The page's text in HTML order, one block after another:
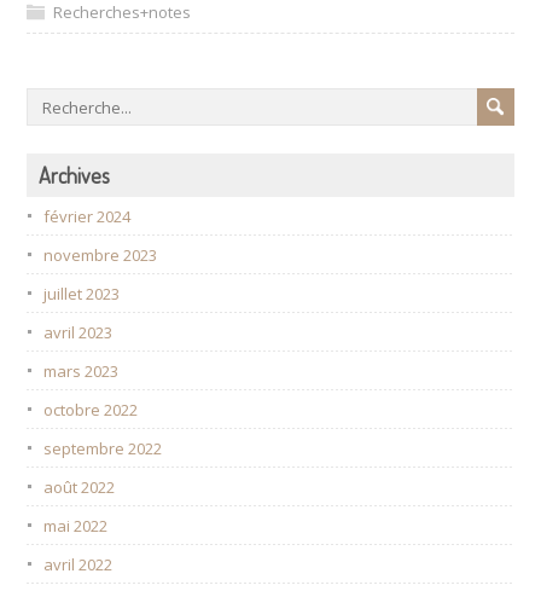
Recherches+notes
Archives
février 2024
novembre 2023
juillet 2023
avril 2023
mars 2023
octobre 2022
septembre 2022
août 2022
mai 2022
avril 2022